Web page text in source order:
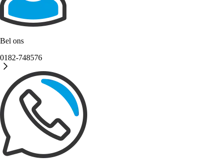
Bel ons
0182-748576